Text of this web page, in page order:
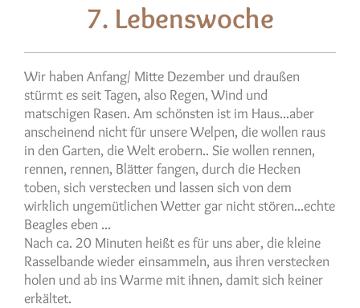
7. Lebenswoche
Wir haben Anfang/ Mitte Dezember und draußen
stürmt es seit Tagen, also Regen, Wind und
matschigen Rasen. Am schönsten ist im Haus...aber
anscheinend nicht für unsere Welpen, die wollen raus
in den Garten, die Welt erobern.. Sie wollen rennen,
rennen, rennen, Blätter fangen, durch die Hecken
toben, sich verstecken und lassen sich von dem
wirklich ungemütlichen Wetter gar nicht stören...echte
Beagles eben ...
Nach ca. 20 Minuten heißt es für uns aber, die kleine
Rasselbande wieder einsammeln, aus ihren verstecken
holen und ab ins Warme mit ihnen, damit sich keiner
erkältet.